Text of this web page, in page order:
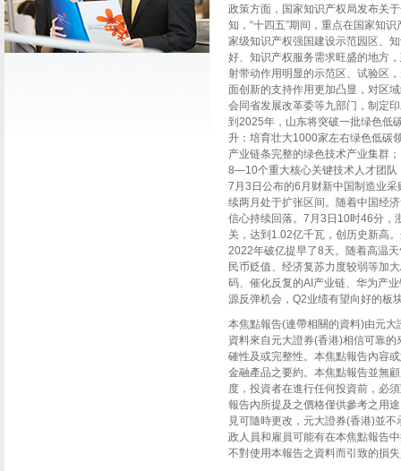
政策方面，国家知识产权局发布关
知，“十四五”期间，重点在国家知
家级知识产权强国建设示范园区、
好、知识产权服务需求旺盛的地方
射带动作用明显的示范区、试验区
面创新的支持作用更加凸显，对区
会同省发展改革委等九部门，制定
到2025年，山东将突破一批绿色低
升：培育壮大1000家左右绿色低碳
产业链条完整的绿色技术产业集群
8—10个重大核心关键技术人才团队
7月3日公布的6月财新中国制造业
续两月处于扩张区间。随着中国经
信心持续回落。7月3日10时46分，
关，达到1.02亿千瓦，创历史新高
2022年破亿提早了8天。随着高温
民币贬值、经济复苏力度较弱等加
码、催化反复的AI产业链、华为产
源反弹机会，Q2业绩有望向好的板
本焦點報告(連帶相關的資料)由元大
資料來自元大證券(香港)相信可靠
確性及或完整性。本焦點報告內容
金融產品之要約。本焦點報告並無
度，投資者在進行任何投資前，必
報告內所提及之價格僅供參考之用
見可隨時更改，元大證券(香港)並
政人員和雇員可能有在本焦點報告
不對使用本報告之資料而引致的損